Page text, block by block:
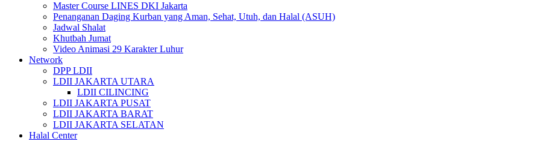
Master Course LINES DKI Jakarta
Penanganan Daging Kurban yang Aman, Sehat, Utuh, dan Halal (ASUH)
Jadwal Shalat
Khutbah Jumat
Video Animasi 29 Karakter Luhur
Network
DPP LDII
LDII JAKARTA UTARA
LDII CILINCING
LDII JAKARTA PUSAT
LDII JAKARTA BARAT
LDII JAKARTA SELATAN
Halal Center